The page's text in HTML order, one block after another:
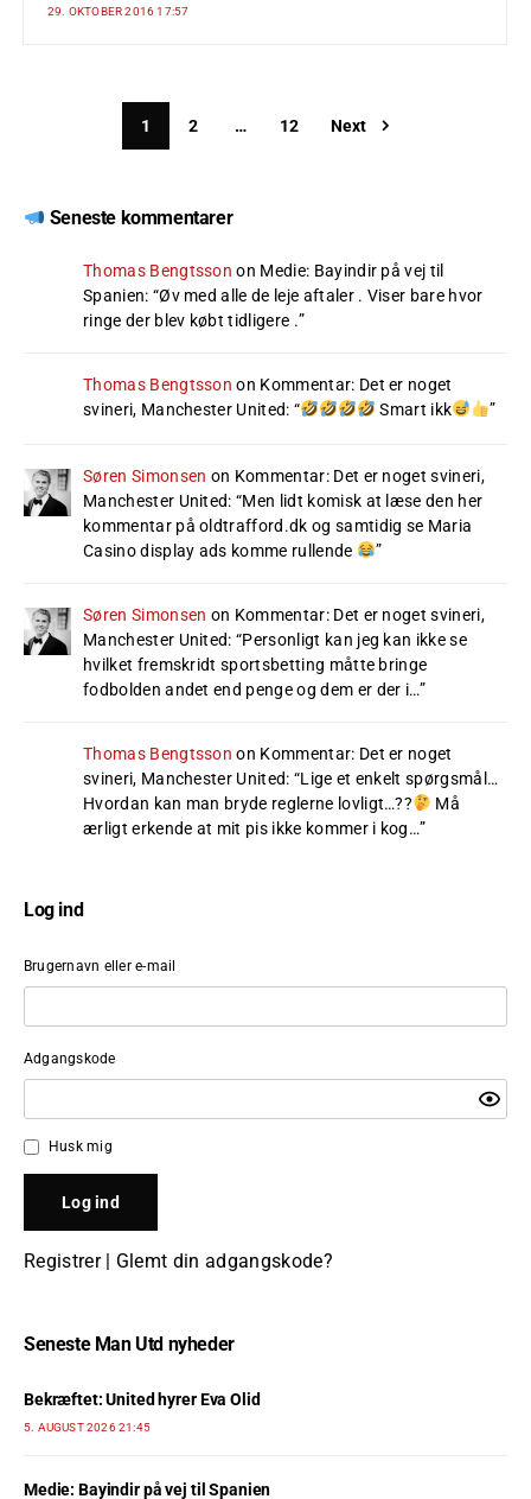
29. OKTOBER 2016 17:57
1 2 … 12 Next
Seneste kommentarer
Thomas Bengtsson on Medie: Bayindir på vej til
Spanien: “Øv med alle de leje aftaler . Viser bare hvor
ringe der blev købt tidligere .”
Thomas Bengtsson on Kommentar: Det er noget
svineri, Manchester United: “ Smart ikk ”
Søren Simonsen on Kommentar: Det er noget svineri,
Manchester United: “Men lidt komisk at læse den her
kommentar på oldtrafford.dk og samtidig se Maria
Casino display ads komme rullende
”
Søren Simonsen on Kommentar: Det er noget svineri,
Manchester United: “Personligt kan jeg kan ikke se
hvilket fremskridt sportsbetting måtte bringe
fodbolden andet end penge og dem er der i…”
Thomas Bengtsson on Kommentar: Det er noget
svineri, Manchester United: “Lige et enkelt spørgsmål…
Hvordan kan man bryde reglerne lovligt…??
Må
ærligt erkende at mit pis ikke kommer i kog…”
Log ind
Brugernavn eller e-mail
Adgangskode
Husk mig
Registrer| Glemt din adgangskode?
Seneste Man Utd nyheder
Bekræftet: United hyrer Eva Olid
5. AUGUST 2026 21:45
Medie: Bayindir på vej til Spanien